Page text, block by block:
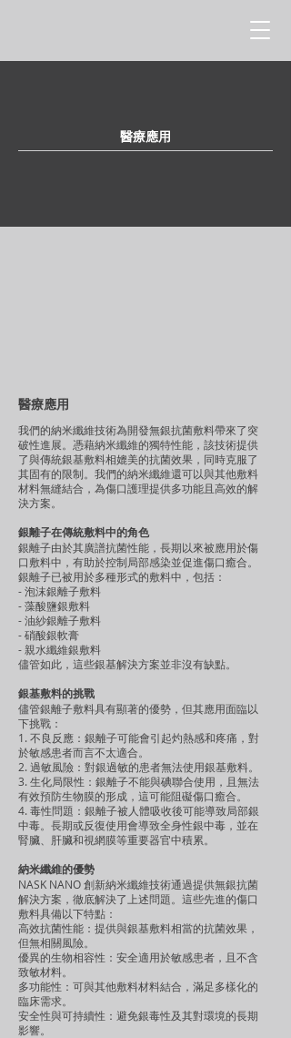
醫療應用
醫療應用
我們的納米纖維技術為開發無銀抗菌敷料帶來了突
破性進展。憑藉納米纖維的獨特性能，該技術提供
了與傳統銀基敷料相媲美的抗菌效果，同時克服了
其固有的限制。我們的納米纖維還可以與其他敷料
材料無縫結合，為傷口護理提供多功能且高效的解
決方案。
銀離子在傳統敷料中的角色
銀離子由於其廣譜抗菌性能，長期以來被應用於傷
口敷料中，有助於控制局部感染並促進傷口癒合。
銀離子已被用於多種形式的敷料中，包括：
- 泡沫銀離子敷料
- 藻酸鹽銀敷料
- 油紗銀離子敷料
- 硝酸銀軟膏
- 親水纖維銀敷料
儘管如此，這些銀基解決方案並非沒有缺點。
銀基敷料的挑戰
儘管銀離子敷料具有顯著的優勢，但其應用面臨以
下挑戰：
1. 不良反應：銀離子可能會引起灼熱感和疼痛，對
於敏感患者而言不太適合。
2. 過敏風險：對銀過敏的患者無法使用銀基敷料。
3. 生化局限性：銀離子不能與碘聯合使用，且無法
有效預防生物膜的形成，這可能阻礙傷口癒合。
4. 毒性問題：銀離子被人體吸收後可能導致局部銀
中毒。長期或反復使用會導致全身性銀中毒，並在
腎臟、肝臟和視網膜等重要器官中積累。
納米纖維的優勢
NASK NANO 創新納米纖維技術通過提供無銀抗菌
解決方案，徹底解決了上述問題。這些先進的傷口
敷料具備以下特點：
高效抗菌性能：提供與銀基敷料相當的抗菌效果，
但無相關風險。
優異的生物相容性：安全適用於敏感患者，且不含
致敏材料。
多功能性：可與其他敷料材料結合，滿足多樣化的
臨床需求。
安全性與可持續性：避免銀毒性及其對環境的長期
影響。